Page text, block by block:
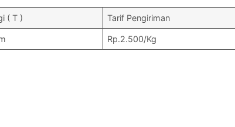
( T ) Tarif Pengiriman
Rp.2.500/Kg